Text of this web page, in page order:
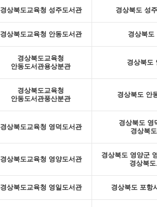
경상북도교육청 성주도서관 경상북도 성
경상북도교육청 안동도서관 경상북도
경상북도교육청
안동도서관용상분관
경상북도
경상북도교육청
안동도서관풍산분관
경상북도 안
경상북도교육청 영덕도서관
경상북도 영
경상북
경상북도교육청 영양도서관
경상북도 영양군
경상북
경상북도교육청 영일도서관 경상북도 포항